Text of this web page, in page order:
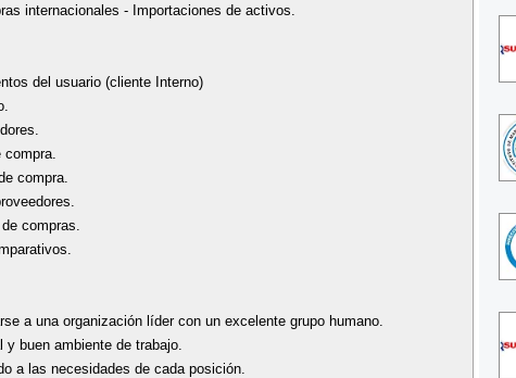
internacionales - Importaciones de activos.
del usuario (cliente Interno)
compra.
compras.
a una organización líder con un excelente grupo humano.
buen ambiente de trabajo.
a las necesidades de cada posición.